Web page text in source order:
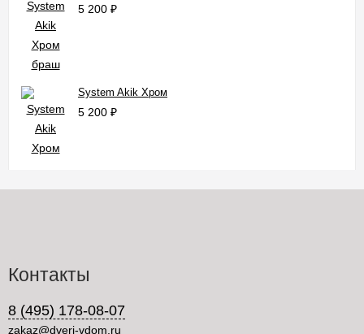
5 200 ₽
System Akik Хром
5 200 ₽
Контакты
8 (495) 178-08-07
zakaz@dveri-vdom.ru